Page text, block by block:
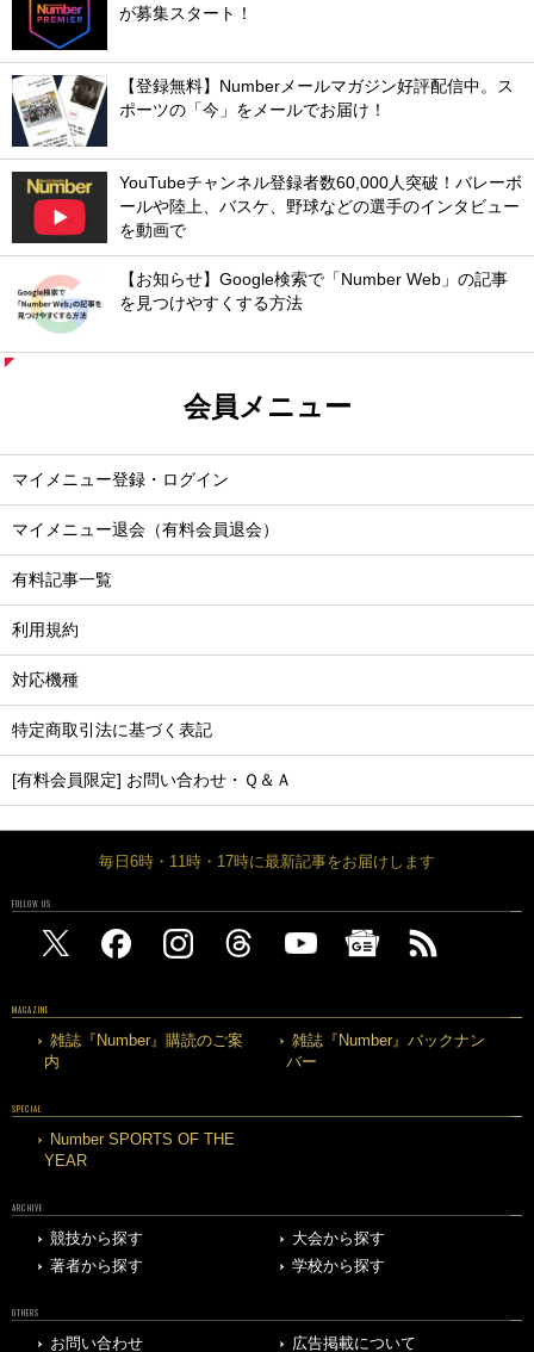
が募集スタート！
【登録無料】Numberメールマガジン好評配信中。ス
ポーツの「今」をメールでお届け！
YouTubeチャンネル登録者数60,000人突破！バレーボ
ールや陸上、バスケ、野球などの選手のインタビュー
を動画で
【お知らせ】Google検索で「Number Web」の記事
を見つけやすくする方法
会員メニュー
マイメニュー登録・ログイン
マイメニュー退会（有料会員退会）
有料記事一覧
利用規約
対応機種
特定商取引法に基づく表記
[有料会員限定] お問い合わせ・Ｑ＆Ａ
毎日6時・11時・17時に最新記事をお届けします
FOLLOW US
MAGAZINE
雑誌『Number』購読のご案
内
雑誌『Number』バックナン
バー
SPECIAL
Number SPORTS OF THE
YEAR
ARCHIVE
競技から探す
大会から探す
著者から探す
学校から探す
OTHERS
お問い合わせ 広告掲載について